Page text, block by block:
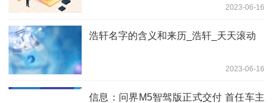
2023-06-16
浩轩名字的含义和来历_浩轩_天天滚动
2023-06-16
信息：问界M5智驾版正式交付 首任车主